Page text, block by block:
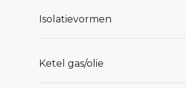
Isolatievormen
Ketel gas/olie